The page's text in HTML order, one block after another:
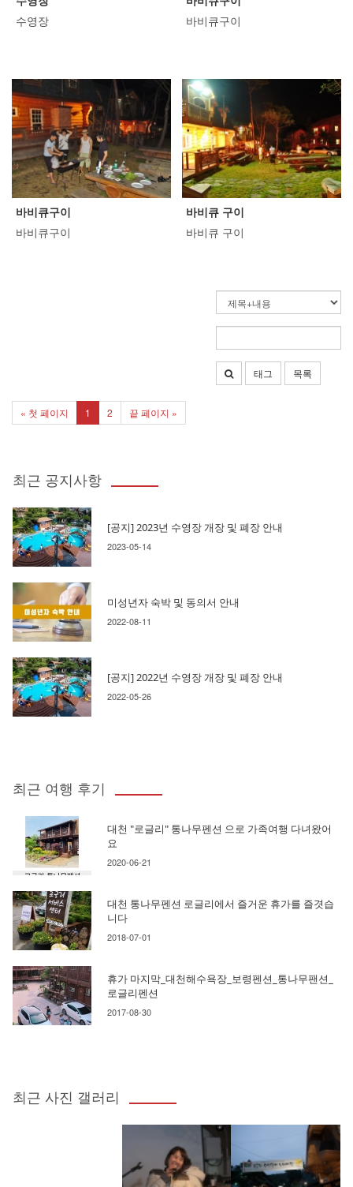
2. 본인의 사진을 내렸으면 하
함과 이메일주소를 알려주세
요: 010-3451-4430) 자~~ 그럼
시작해 볼까요? 잘 생겼다! 초
대 가수겸! 사회 겸! 반주 겸! 에
또~~~ 기타등등 수고하신 이형
규 가수님께 감사드립니다. 20
15년 앨범 대박 나세요 ^^! . .
정답! 남자가 운다 (아는사람만
아는 정답) 1+1은 귀여미~~ ^^
기가막힌 댄스로 주위를 압도
이제 노래자랑 수상자와 경품
셨기 때문에 사실 순위를 정하
는 것이 너무 어려웠습니다. 그
리고 수상 및 경품 추첨 보다는
즐거운 추억이 우선 아닌가 합
니다.(지송 ㅠ.ㅜ) 하지만 결과
는 ^^;; 1등! 축하드립니다.(경
품추첨 부문) 1등! 축하드립니
다. (노래자랑 부문) 2등! 아쉬
웠습니다!(경품추첨 부문) 2등!
아쉬웠습니다!(노래자랑 부문)
노래...
수영장 바비큐구이
바비큐구이
바비큐구이
바비큐 구이
바비큐 구이
태그 목록
« 첫 페이지 1 2 끝 페이지 »
최근 공지사항
[공지] 2023년 수영장 개장 및 폐장 안내
2023-05-14
미성년자 숙박 및 동의서 안내
2022-08-11
[공지] 2022년 수영장 개장 및 폐장 안내
2022-05-26
최근 여행 후기
대천 "로글리" 통나무펜션 으로 가족여행 다녀왔어
요
2020-06-21
대천 통나무펜션 로글리에서 즐거운 휴가를 즐겻습
니다
2018-07-01
휴가 마지막_대천해수욕장_보령펜션_통나무팬션_
로글리펜션
2017-08-30
최근 사진 갤러리